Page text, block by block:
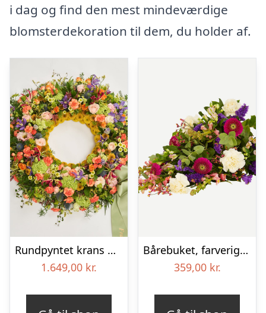
i dag og find den mest mindeværdige
blomsterdekoration til dem, du holder af.
Rundpyntet krans med bånd – Et farverigt farvel
1.649,00 kr.
Bårebuket, farverig (Floristens kreative valg)
359,00 kr.